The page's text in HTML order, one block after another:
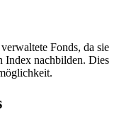
Fonds, da sie
Index nachbilden. Dies